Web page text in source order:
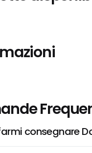
consegnare